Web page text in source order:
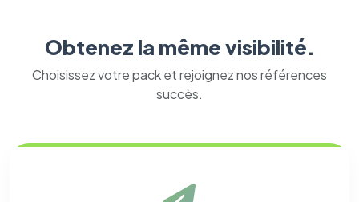
Obtenez la même visibilité.
Choisissez votre pack et rejoignez nos références
succès.